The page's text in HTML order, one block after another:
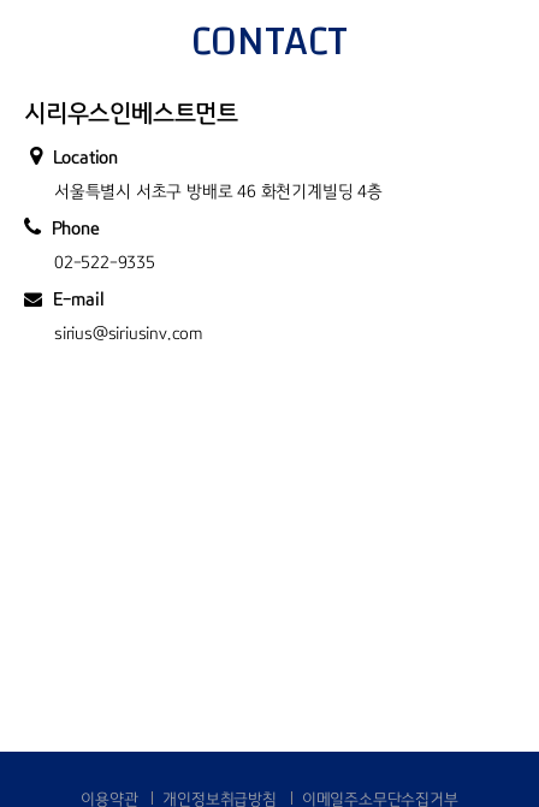
CONTACT
시리우스인베스트먼트
Location
서울특별시 서초구 방배로 46 화천기계빌딩 4층
Phone
02-522-9335
E-mail
sirius@siriusinv.com
이용약관 개인정보취급방침 이메일주소무단수집거부